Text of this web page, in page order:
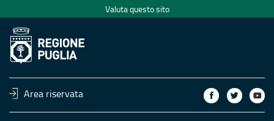
Valuta questo sito
Area riservata